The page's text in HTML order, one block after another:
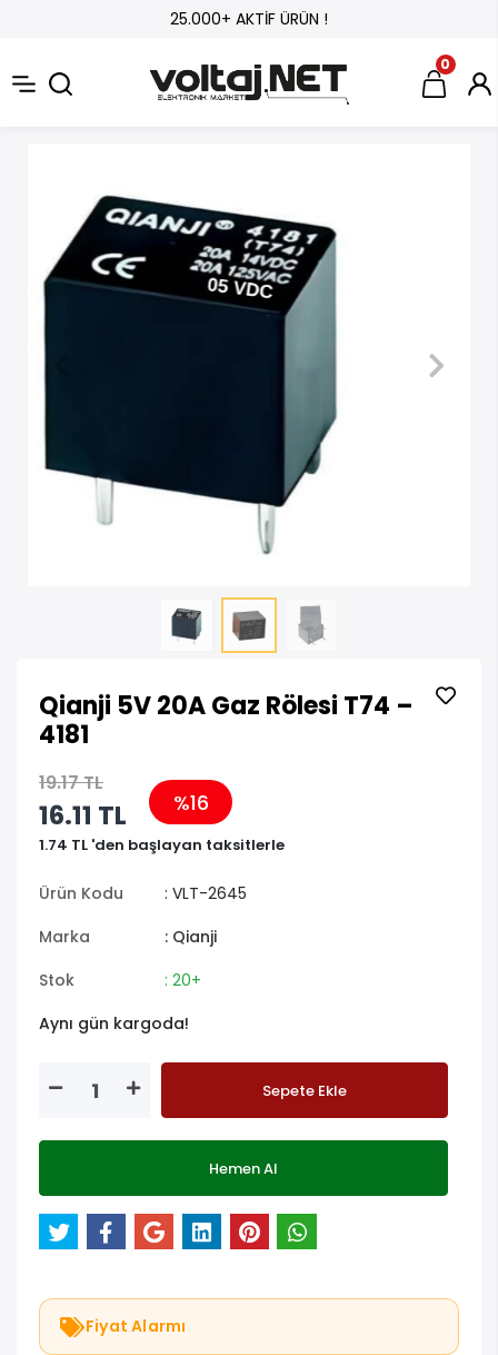
25.000+ AKTİF ÜRÜN !
0
Qianji 5V 20A Gaz Rölesi T74 –
4181
19.17 TL
16.11 TL %16
1.74 TL 'den başlayan taksitlerle
Ürün Kodu
: VLT-2645
Marka
: Qianji
Stok
: 20+
Aynı gün kargoda!
Sepete Ekle
Hemen Al
Fiyat Alarmı